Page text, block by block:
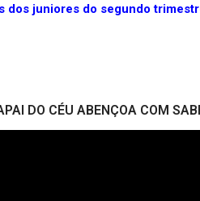
dos juniores do segundo
DO CÉU ABENÇOA COM